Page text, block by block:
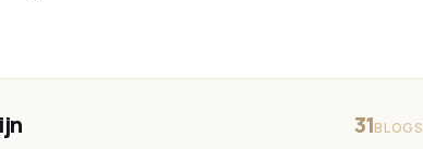
31BLOGS